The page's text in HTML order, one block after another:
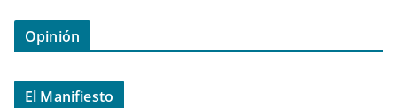
Opinión
El Manifiesto